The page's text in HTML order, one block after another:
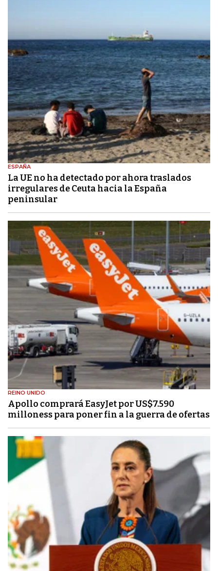
ESPAÑA
La UE no ha detectado por ahora traslados
irregulares de Ceuta hacia la España
peninsular
REINO UNIDO
Apollo comprará EasyJet por US$7.590
milloness para poner fin a la guerra de ofertas